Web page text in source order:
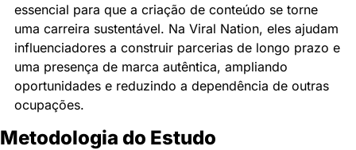
essencial para que a criação de conteúdo se torne
uma carreira sustentável. Na Viral Nation, eles ajudam
influenciadores a construir parcerias de longo prazo e
uma presença de marca autêntica, ampliando
oportunidades e reduzindo a dependência de outras
ocupações.
Metodologia do Estudo